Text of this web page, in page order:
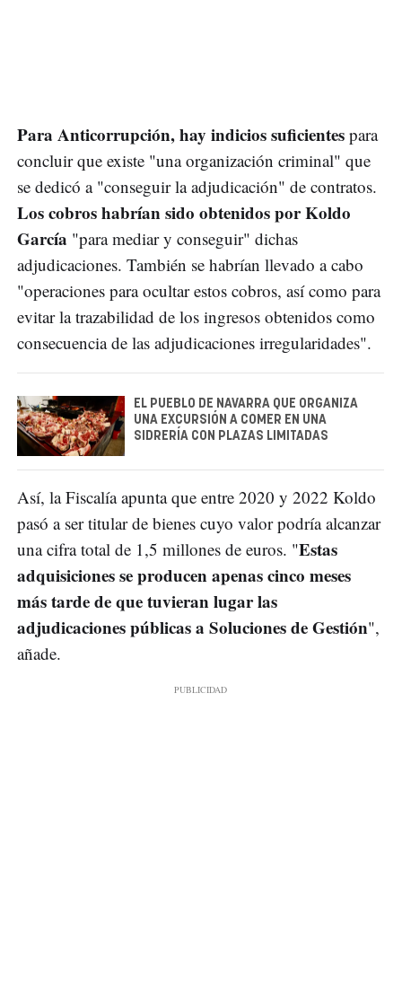
Para Anticorrupción, hay indicios suficientes para
concluir que existe "una organización criminal" que
se dedicó a "conseguir la adjudicación" de contratos.
Los cobros habrían sido obtenidos por Koldo
García "para mediar y conseguir" dichas
adjudicaciones. También se habrían llevado a cabo
"operaciones para ocultar estos cobros, así como para
evitar la trazabilidad de los ingresos obtenidos como
consecuencia de las adjudicaciones irregularidades".
EL PUEBLO DE NAVARRA QUE ORGANIZA
UNA EXCURSIÓN A COMER EN UNA
SIDRERÍA CON PLAZAS LIMITADAS
Así, la Fiscalía apunta que entre 2020 y 2022 Koldo
pasó a ser titular de bienes cuyo valor podría alcanzar
una cifra total de 1,5 millones de euros. "Estas
adquisiciones se producen apenas cinco meses
más tarde de que tuvieran lugar las
adjudicaciones públicas a Soluciones de Gestión",
añade.